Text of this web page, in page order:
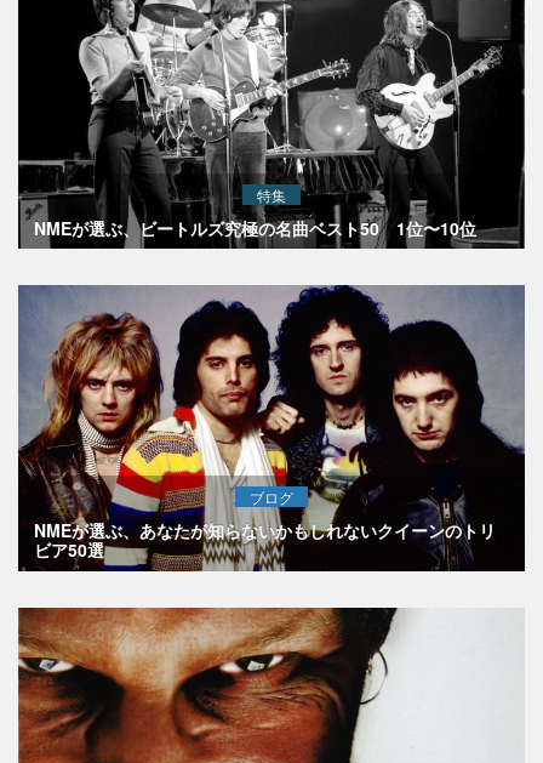
特集
NMEが選ぶ、ビートルズ究極の名曲ベスト50 1位〜10位
ブログ
NMEが選ぶ、あなたが知らないかもしれないクイーンのトリ
ビア50選